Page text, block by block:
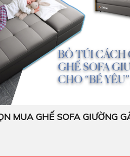
MUA GHẾ SOFA GIƯỜNG